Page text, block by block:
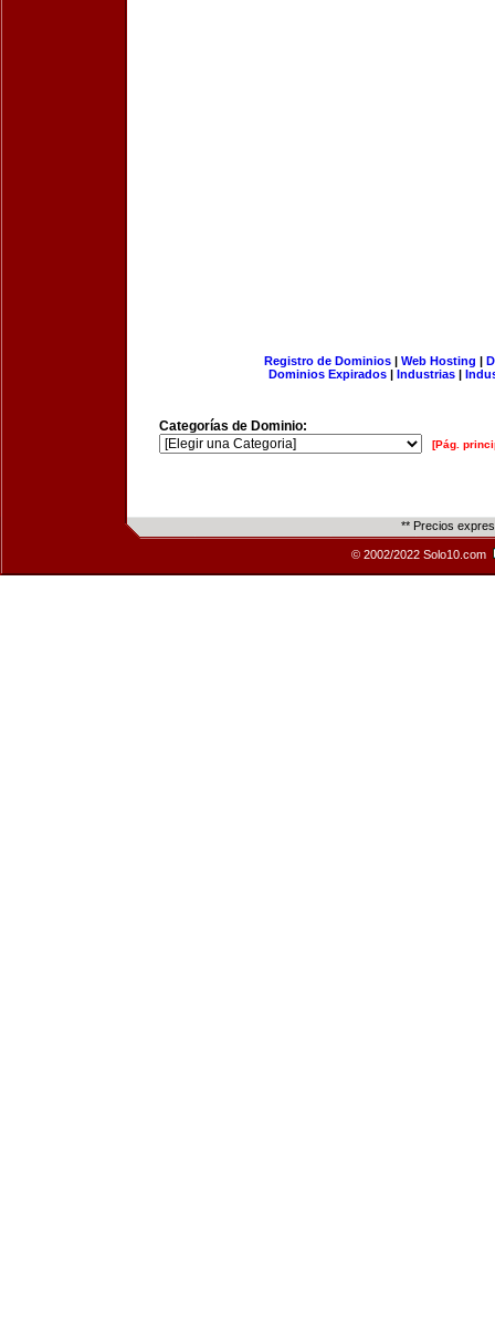
Registro de Dominios| Web Hosting |
Dominios Expirados | Industrias |
Categorías de Dominio:
[Pág.
** Precios
© 2002/2022 Solo10.com